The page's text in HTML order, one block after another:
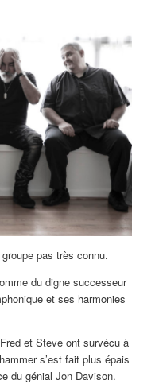
pas très connu.
du digne successeur
et ses harmonies
et Steve ont survécu à
s’est fait plus épais
du génial Jon Davison.